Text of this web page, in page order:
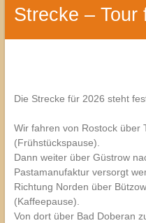
Strecke – Tour
Die Strecke für 2026 steht
Wir fahren von Rostock über
(Frühstückspause).
Dann weiter über Güstrow
Pastamanufaktur versorgt
Richtung Norden über
(Kaffeepause).
Von dort über Bad Doberan